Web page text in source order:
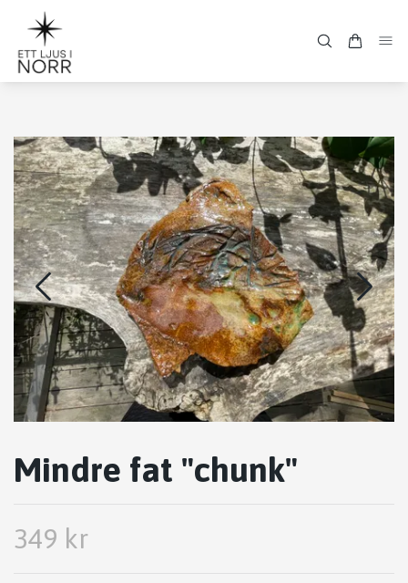
Mindre fat "chunk"
349 kr